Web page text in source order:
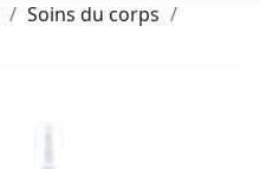
Soins du corps